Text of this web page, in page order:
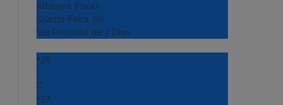
Altamira (Para)
Quinta-Feira, 06
Ver Previsão de 7 Dias
+35
°
C
+37°